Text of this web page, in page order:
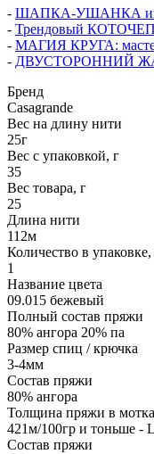
- ШАПКА-УШАНКА из
- Трендовый
- МАГИЯ КРУГА:
- ДВУСТОРОННИЙ
Бренд
Casagrande
Вес на длину нити
25г
Вес с упаковкой, г
35
Вес товара, г
25
Длина нити
112м
Количество в
1
Название цвета
09.015 бежевый
Полный состав пряжи
80% ангора 20% па
Размер спиц / крючка
3-4мм
Состав пряжи
80% ангора
Толщина пряжи в
421м/100гр и тоньше -
Состав пряжи